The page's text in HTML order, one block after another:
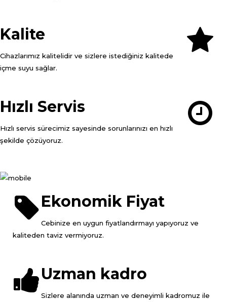
Kalite
Cihazlarımız kalitelidir ve sizlere istediğiniz kalitede
içme suyu sağlar.
Hızlı Servis
Hızlı servis sürecimiz sayesinde sorunlarınızı en hızlı
şekilde çözüyoruz.
Ekonomik Fiyat
Cebinize en uygun fiyatlandırmayı yapıyoruz ve
kaliteden taviz vermiyoruz.
Uzman kadro
Sizlere alanında uzman ve deneyimli kadromuz ile